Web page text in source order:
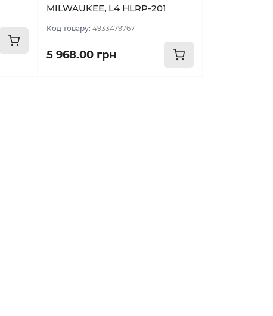
MILWAUKEE, L4 HLRP-201
Код товару:4933479767
5 968.00 грн